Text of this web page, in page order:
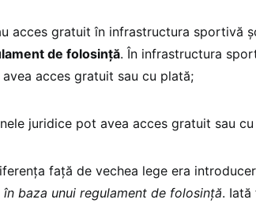
acces gratuit în infrastructura sportivă
de folosință. În infrastructura
acces gratuit sau cu plată;
juridice pot avea acces gratuit sau cu
față de vechea lege era
în baza unui regulament de folosință.